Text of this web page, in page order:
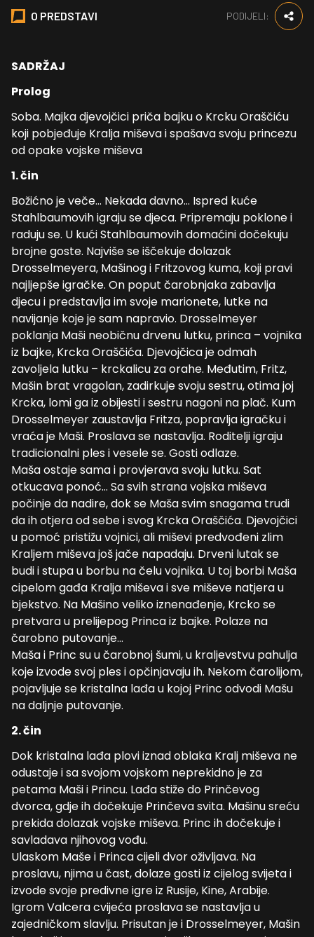
O PREDSTAVI PODIJELI:
SADRŽAJ
Prolog
Soba. Majka djevojčici priča bajku o Krcku Oraščiću
koji pobjeđuje Kralja miševa i spašava svoju princezu
od opake vojske miševa
1. čin
Božićno je veče… Nekada davno… Ispred kuće
Stahlbaumovih igraju se djeca. Pripremaju poklone i
raduju se. U kući Stahlbaumovih domaćini dočekuju
brojne goste. Najviše se iščekuje dolazak
Drosselmeyera, Mašinog i Fritzovog kuma, koji pravi
najljepše igračke. On poput čarobnjaka zabavlja
djecu i predstavlja im svoje marionete, lutke na
navijanje koje je sam napravio. Drosselmeyer
poklanja Maši neobičnu drvenu lutku, princa – vojnika
iz bajke, Krcka Oraščića. Djevojčica je odmah
zavoljela lutku – krckalicu za orahe. Međutim, Fritz,
Mašin brat vragolan, zadirkuje svoju sestru, otima joj
Krcka, lomi ga iz obijesti i sestru nagoni na plač. Kum
Drosselmeyer zaustavlja Fritza, popravlja igračku i
vraća je Maši. Proslava se nastavlja. Roditelji igraju
tradicionalni ples i vesele se. Gosti odlaze.
Maša ostaje sama i provjerava svoju lutku. Sat
otkucava ponoć… Sa svih strana vojska miševa
počinje da nadire, dok se Maša svim snagama trudi
da ih otjera od sebe i svog Krcka Oraščića. Djevojčici
u pomoć pristižu vojnici, ali miševi predvođeni zlim
Kraljem miševa još jače napadaju. Drveni lutak se
budi i stupa u borbu na čelu vojnika. U toj borbi Maša
cipelom gađa Kralja miševa i sve miševe natjera u
bjekstvo. Na Mašino veliko iznenađenje, Krcko se
pretvara u prelijepog Princa iz bajke. Polaze na
čarobno putovanje…
Maša i Princ su u čarobnoj šumi, u kraljevstvu pahulja
koje izvode svoj ples i opčinjavaju ih. Nekom čarolijom,
pojavljuje se kristalna lađa u kojoj Princ odvodi Mašu
na daljnje putovanje.
2. čin
Dok kristalna lađa plovi iznad oblaka Kralj miševa ne
odustaje i sa svojom vojskom neprekidno je za
petama Maši i Princu. Lađa stiže do Prinčevog
dvorca, gdje ih dočekuje Prinčeva svita. Mašinu sreću
prekida dolazak vojske miševa. Princ ih dočekuje i
savladava njihovog vođu.
Ulaskom Maše i Princa cijeli dvor oživljava. Na
proslavu, njima u čast, dolaze gosti iz cijelog svijeta i
izvode svoje predivne igre iz Rusije, Kine, Arabije.
Igrom Valcera cvijeća proslava se nastavlja u
zajedničkom slavlju. Prisutan je i Drosselmeyer, Mašin